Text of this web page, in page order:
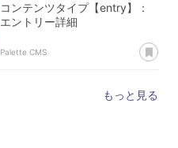
コンテンツタイプ【entry】：
エントリー詳細
Palette CMS あ
もっと見る